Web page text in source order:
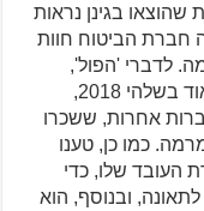
בגינן נראות
חברת הביטוח חוות
לדברי 'הפול',
השיפוצניק הגיש תיעוד הכנסות גבוה מאוד בשלהי 2018,
אחרות, ששכרו
כמו כן, טענו
העובד שלו, כדי
2019, העוקבת לתאונה, ובנוסף, הוא